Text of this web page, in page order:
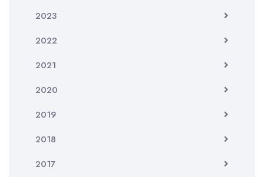
2023
2022
2021
2020
2019
2018
2017